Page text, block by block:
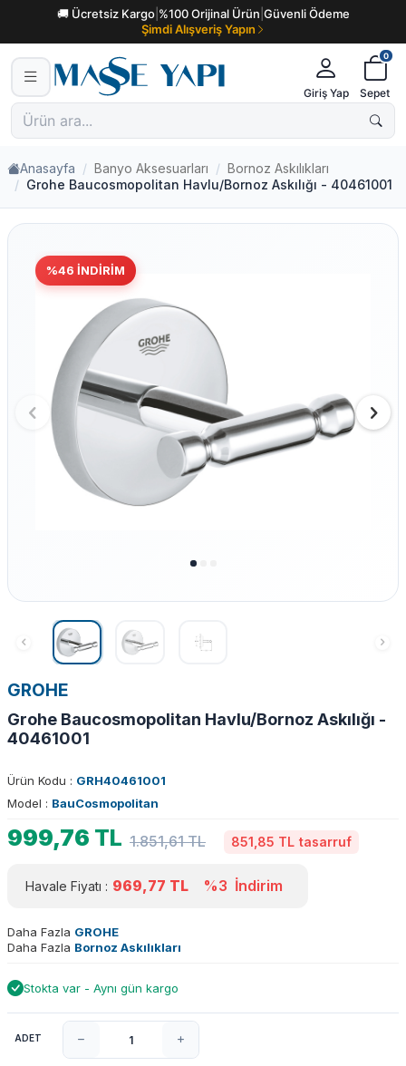
🚚 Ücretsiz Kargo| %100 Orijinal Ürün Güvenli Ödeme
Şimdi Alışveriş Yapın
Giriş Yap
0
Sepet
Anasayfa Banyo Aksesuarları
Bornoz Askılıkları
Grohe Baucosmopolitan Havlu/Bornoz Askılığı - 40461001
%46 İNDIRIM
GROHE
Grohe Baucosmopolitan Havlu/Bornoz Askılığı -
40461001
Ürün Kodu : GRH40461001
Model : BauCosmopolitan
999,76 TL 1.851,61TL 851,85 TL tasarruf
Havale Fiyatı : 969,77 TL %3 İndirim
Daha Fazla GROHE
Daha Fazla Bornoz Askılıkları
Stokta var - Aynı gün kargo
ADET